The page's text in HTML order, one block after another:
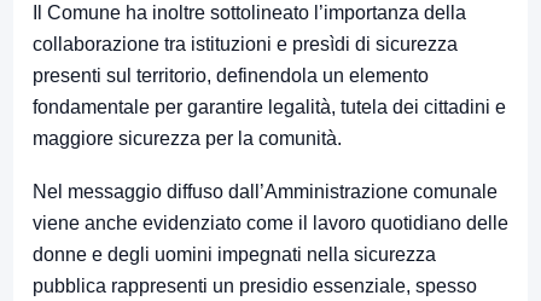
Il Comune ha inoltre sottolineato l’importanza della
collaborazione tra istituzioni e presìdi di sicurezza
presenti sul territorio, definendola un elemento
fondamentale per garantire legalità, tutela dei cittadini e
maggiore sicurezza per la comunità.
Nel messaggio diffuso dall’Amministrazione comunale
viene anche evidenziato come il lavoro quotidiano delle
donne e degli uomini impegnati nella sicurezza
pubblica rappresenti un presidio essenziale, spesso